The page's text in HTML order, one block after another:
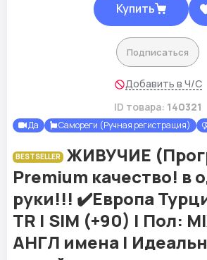
Купить
Подписаться
Добавить в Ч/С
ID товара: 140321
Да Самореги (Ручная регистрация)
BESTSELLER
ЖИВУЧИЕ
Premium качество! в
руки!!! ✔️Европа
TR | SIM (+90) | Пол:
АНГЛ имена |